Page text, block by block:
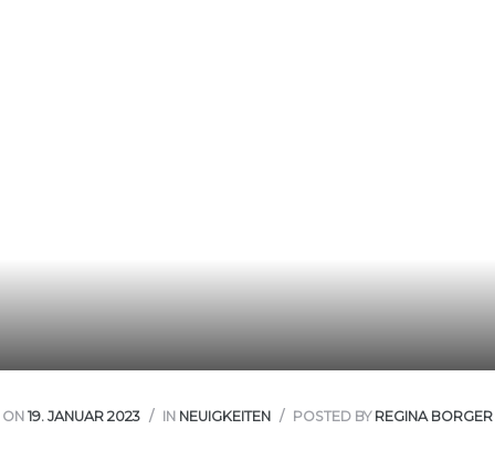
ON 19. JANUAR 2023 IN NEUIGKEITEN POSTED BY REGINA BORGER